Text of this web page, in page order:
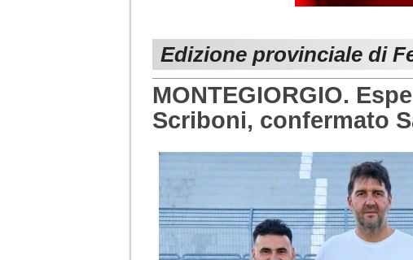
Edizione provinciale di
MONTEGIORGIO.
Scriboni, confermato